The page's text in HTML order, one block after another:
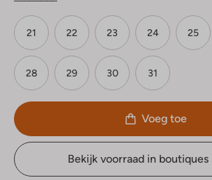
21 22 23 24 25
28 29 30 31
Voeg toe
Bekijk voorraad in boutiques